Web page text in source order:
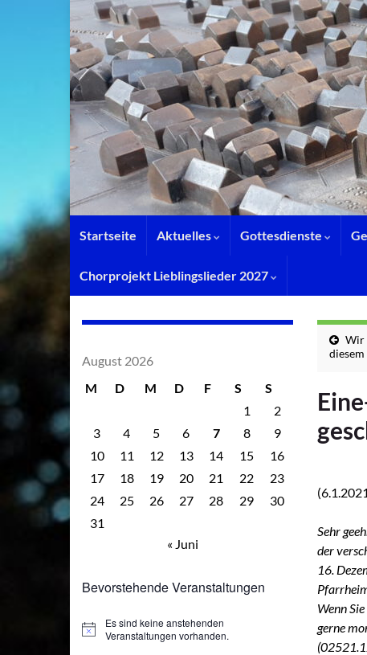
Startseite Aktuelles Gottesdienste
Chorprojekt Lieblingslieder 2027
Wir
Sehr
der
16.
Wenn
gerne
August 2026
M
D M D F S
S
1
2
3
4 5 6 7 8
9
10
11 12 13 14 15
16
17
18 19 20 21 22
23
24
25 26 27 28 29
30
31
« Juni
Bevorstehende Veranstaltungen
Hinweis
Es sind keine anstehenden
Veranstaltungen vorhanden.